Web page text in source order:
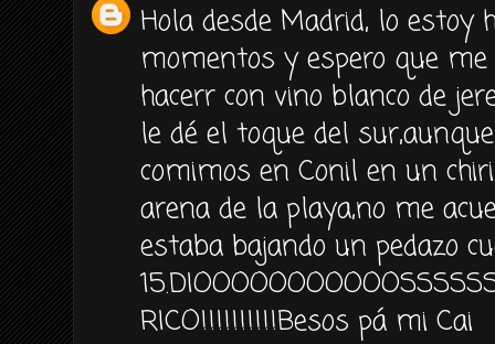
Hola desde Madrid, lo estoy
momentos y espero que
hacerr con vino blanco de
le dé el toque del
comimos en Conil en un
arena de la playa,no me
estaba bajando un pedazo
RICO!!!!!!!!!!Besos pá mi Cai